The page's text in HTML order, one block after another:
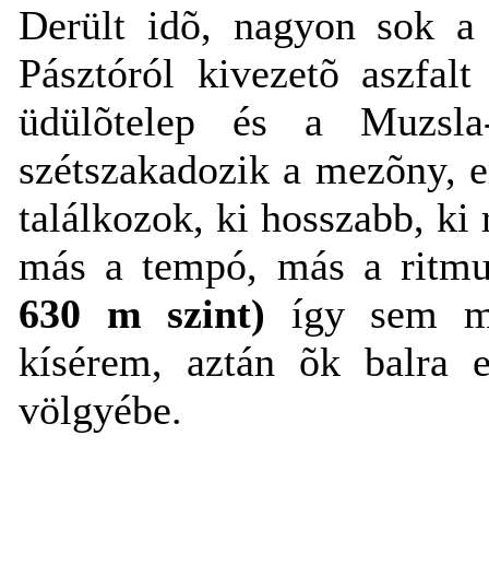
Derült idõ, nagyon sok
Pásztóról kivezetõ
üdülõtelep és a
szétszakadozik a mezõny,
találkozok, ki hosszabb, ki
más a tempó, más a
630 m szint) így sem
kísérem, aztán õk balra
völgyébe.